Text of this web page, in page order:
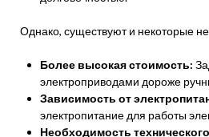
Однако, существуют и некоторые
Более высокая стоимость:
электроприводами дороже
Зависимость от
электропитание для работы
Необходимость